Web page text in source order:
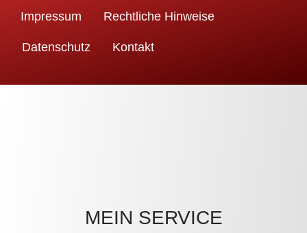
Impressum Rechtliche Hinweise
Datenschutz Kontakt
MEIN SERVICE